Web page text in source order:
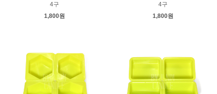
4구
1,800원
4구
1,800원